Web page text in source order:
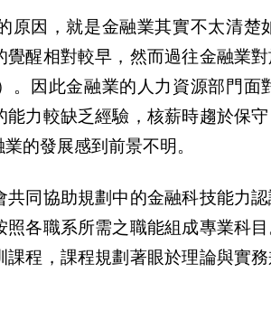
原因，就是金融業其實不太清
醒相對較早，然而過往金融業
。因此金融業的人力資源部門
力較缺乏經驗，核薪時趨於保
的發展感到前景不明。
同協助規劃中的金融科技能力
各職系所需之職能組成專業科
課程，課程規劃著眼於理論與實